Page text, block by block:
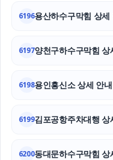
6196용산하수구막힘 상
6197양천구하수구막힘
6198용인흥신소 상세 안
6199김포공항주차대행
6200동대문하수구막힘